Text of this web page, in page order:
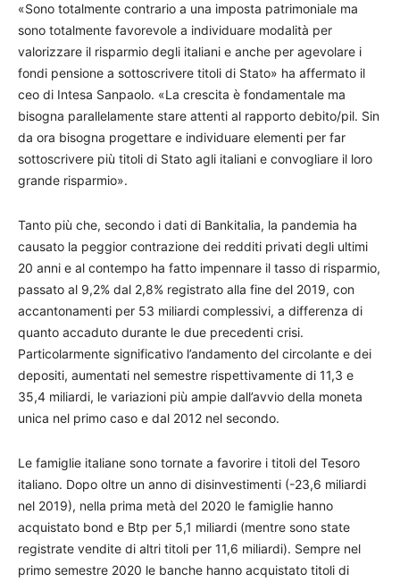
«Sono totalmente contrario a una imposta patrimoniale ma
sono totalmente favorevole a individuare modalità per
valorizzare il risparmio degli italiani e anche per agevolare i
fondi pensione a sottoscrivere titoli di Stato» ha affermato il
ceo di Intesa Sanpaolo. «La crescita è fondamentale ma
bisogna parallelamente stare attenti al rapporto debito/pil. Sin
da ora bisogna progettare e individuare elementi per far
sottoscrivere più titoli di Stato agli italiani e convogliare il loro
grande risparmio».
Tanto più che, secondo i dati di Bankitalia, la pandemia ha
causato la peggior contrazione dei redditi privati degli ultimi
20 anni e al contempo ha fatto impennare il tasso di risparmio,
passato al 9,2% dal 2,8% registrato alla fine del 2019, con
accantonamenti per 53 miliardi complessivi, a differenza di
quanto accaduto durante le due precedenti crisi.
Particolarmente significativo l’andamento del circolante e dei
depositi, aumentati nel semestre rispettivamente di 11,3 e
35,4 miliardi, le variazioni più ampie dall’avvio della moneta
unica nel primo caso e dal 2012 nel secondo.
Le famiglie italiane sono tornate a favorire i titoli del Tesoro
italiano. Dopo oltre un anno di disinvestimenti (-23,6 miliardi
nel 2019), nella prima metà del 2020 le famiglie hanno
acquistato bond e Btp per 5,1 miliardi (mentre sono state
registrate vendite di altri titoli per 11,6 miliardi). Sempre nel
primo semestre 2020 le banche hanno acquistato titoli di